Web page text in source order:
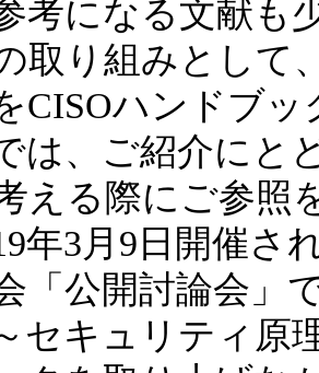
考になる文献も
取り組みとして
CISOハンドブ
は、ご紹介にと
える際にご参照
年3月9日開催
「公開討論会」
セキュリティ原